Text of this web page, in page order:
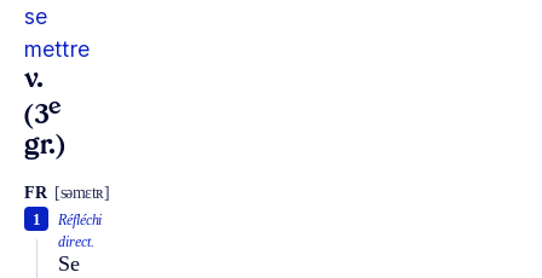
se
mettre
v.
(3e
gr.)
FR [səmɛtʀ]
Réfléchi
direct.
Se
1